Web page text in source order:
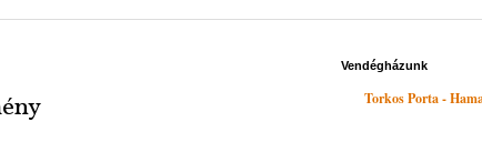
Vendégházunk
Torkos Porta -